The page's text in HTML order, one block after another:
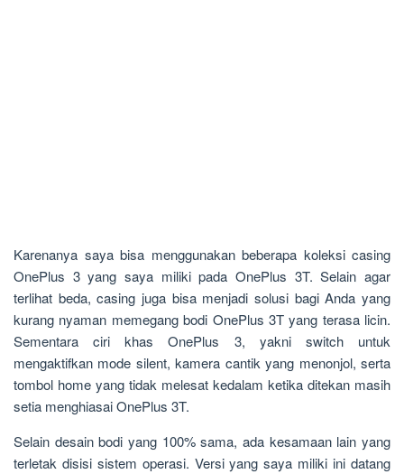
Karenanya saya bisa menggunakan beberapa koleksi casing
OnePlus 3 yang saya miliki pada OnePlus 3T. Selain agar
terlihat beda, casing juga bisa menjadi solusi bagi Anda yang
kurang nyaman memegang bodi OnePlus 3T yang terasa licin.
Sementara ciri khas OnePlus 3, yakni switch untuk
mengaktifkan mode silent, kamera cantik yang menonjol, serta
tombol home yang tidak melesat kedalam ketika ditekan masih
setia menghiasai OnePlus 3T.
Selain desain bodi yang 100% sama, ada kesamaan lain yang
terletak disisi sistem operasi. Versi yang saya miliki ini datang